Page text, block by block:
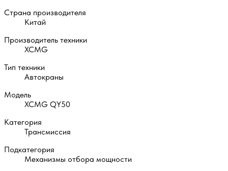
Страна производителя
Китай
Производитель техники
XCMG
Тип техники
Автокраны
Модель
XCMG QY50
Категория
Трансмиссия
Подкатегория
Механизмы отбора мощности